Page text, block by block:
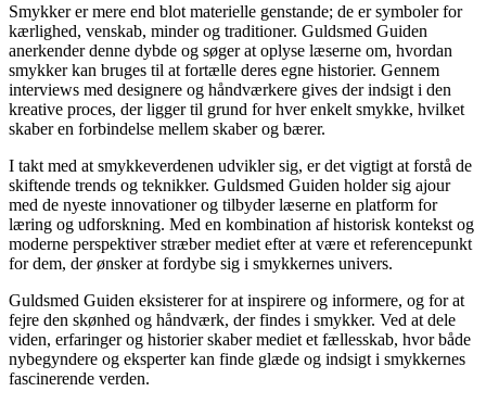
Smykker er mere end blot materielle genstande; de er symboler for
kærlighed, venskab, minder og traditioner. Guldsmed Guiden
anerkender denne dybde og søger at oplyse læserne om, hvordan
smykker kan bruges til at fortælle deres egne historier. Gennem
interviews med designere og håndværkere gives der indsigt i den
kreative proces, der ligger til grund for hver enkelt smykke, hvilket
skaber en forbindelse mellem skaber og bærer.
I takt med at smykkeverdenen udvikler sig, er det vigtigt at forstå de
skiftende trends og teknikker. Guldsmed Guiden holder sig ajour
med de nyeste innovationer og tilbyder læserne en platform for
læring og udforskning. Med en kombination af historisk kontekst og
moderne perspektiver stræber mediet efter at være et referencepunkt
for dem, der ønsker at fordybe sig i smykkernes univers.
Guldsmed Guiden eksisterer for at inspirere og informere, og for at
fejre den skønhed og håndværk, der findes i smykker. Ved at dele
viden, erfaringer og historier skaber mediet et fællesskab, hvor både
nybegyndere og eksperter kan finde glæde og indsigt i smykkernes
fascinerende verden.